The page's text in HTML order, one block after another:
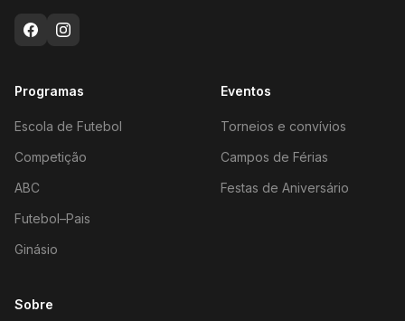
Programas
Escola de Futebol
Competição
ABC
Futebol–Pais
Ginásio
Eventos
Torneios e convívios
Campos de Férias
Festas de Aniversário
Sobre